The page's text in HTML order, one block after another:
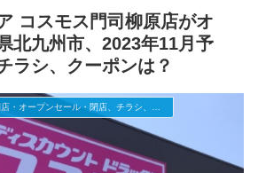
コスモス門司柳原店がオ
北九州市、2023年11月予
ラシ、クーポンは？